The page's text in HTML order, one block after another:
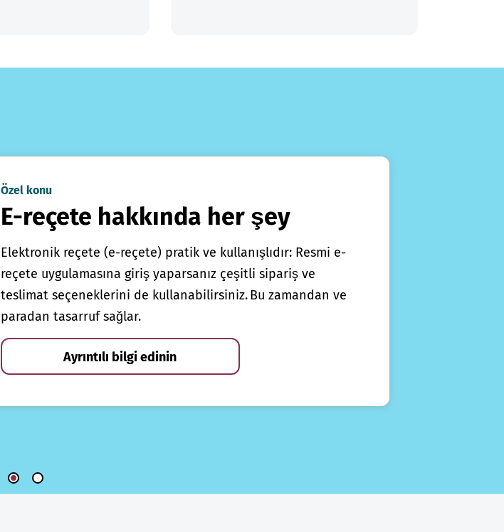
Özel konu
E-reçete hakkında her şey
Elektronik reçete (e-reçete) pratik ve kullanışlıdır: Resmi e-
reçete uygulamasına giriş yaparsanız çeşitli sipariş ve
teslimat seçeneklerini de kullanabilirsiniz. Bu zamandan ve
paradan tasarruf sağlar.
Ayrıntılı bilgi edinin